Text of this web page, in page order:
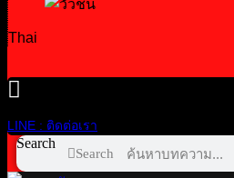
Thai
LINE : ติดต่อเรา
Search
Search